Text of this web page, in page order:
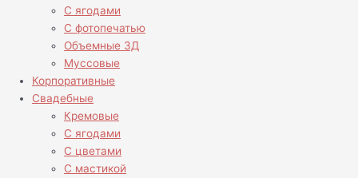
С ягодами
С фотопечатью
Объемные 3Д
Муссовые
Корпоративные
Свадебные
Кремовые
С ягодами
С цветами
С мастикой